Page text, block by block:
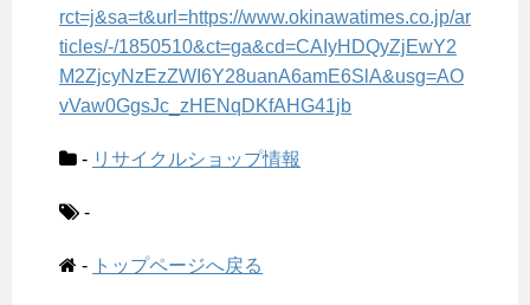
rct=j&sa=t&url=https://www.okinawatimes.co.jp/ar
ticles/-/1850510&ct=ga&cd=CAIyHDQyZjEwY2
M2ZjcyNzEzZWI6Y28uanA6amE6SlA&usg=AO
vVaw0GgsJc_zHENqDKfAHG41jb
- リサイクルショップ情報
-
- トップページへ戻る